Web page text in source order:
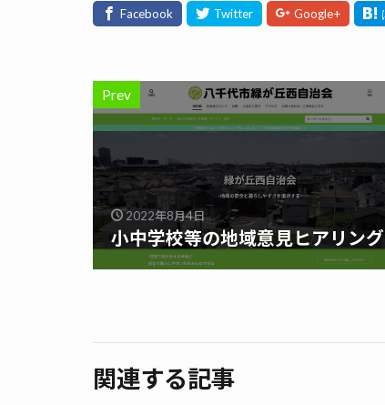
Prev
2022年8月4日
小中学校等の地域意見ヒアリング
関連する記事